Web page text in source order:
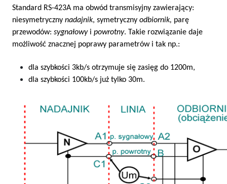
Standard RS-423A ma obwód transmisyjny zawierający:
niesymetryczny nadajnik, symetryczny odbiornik, parę
przewodów: sygnałowyi powrotny. Takie rozwiązanie daje
możliwość znacznej poprawy parametrów i tak np.:
dla szybkości 3kb/s otrzymuje się zasięg do 1200m,
dla szybkości 100kb/s już tylko 30m.